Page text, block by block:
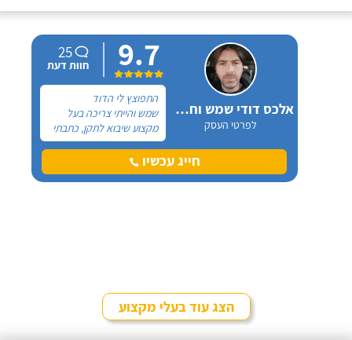
אלכס דודי שמש וחשמל
לפרטי העסק
9.7
25
חוות דעת
התפוצץ לי הדוד
שמש והייתי צריכה בעל
מקצוע שיבוא לתקן, כתבתי
בגוגל טכנאי דודים ואז
הגעתי לקבוצה של העיר
חיפה בפייסבוק, שם כמה
חייג עכשיו
הצג עוד בעלי מקצוע